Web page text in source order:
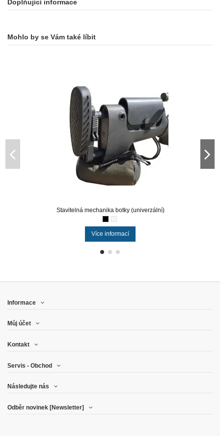
Doplňující informace
Mohlo by se Vám také líbit
Stavitelná mechanika botky (univerzální)
Více informací
Informace
Můj účet
Kontakt
Servis - Obchod
Následujte nás
Odběr novinek [Newsletter]